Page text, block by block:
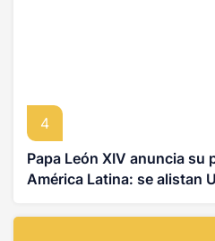
4
Papa León XIV anuncia su
América Latina: se alistan